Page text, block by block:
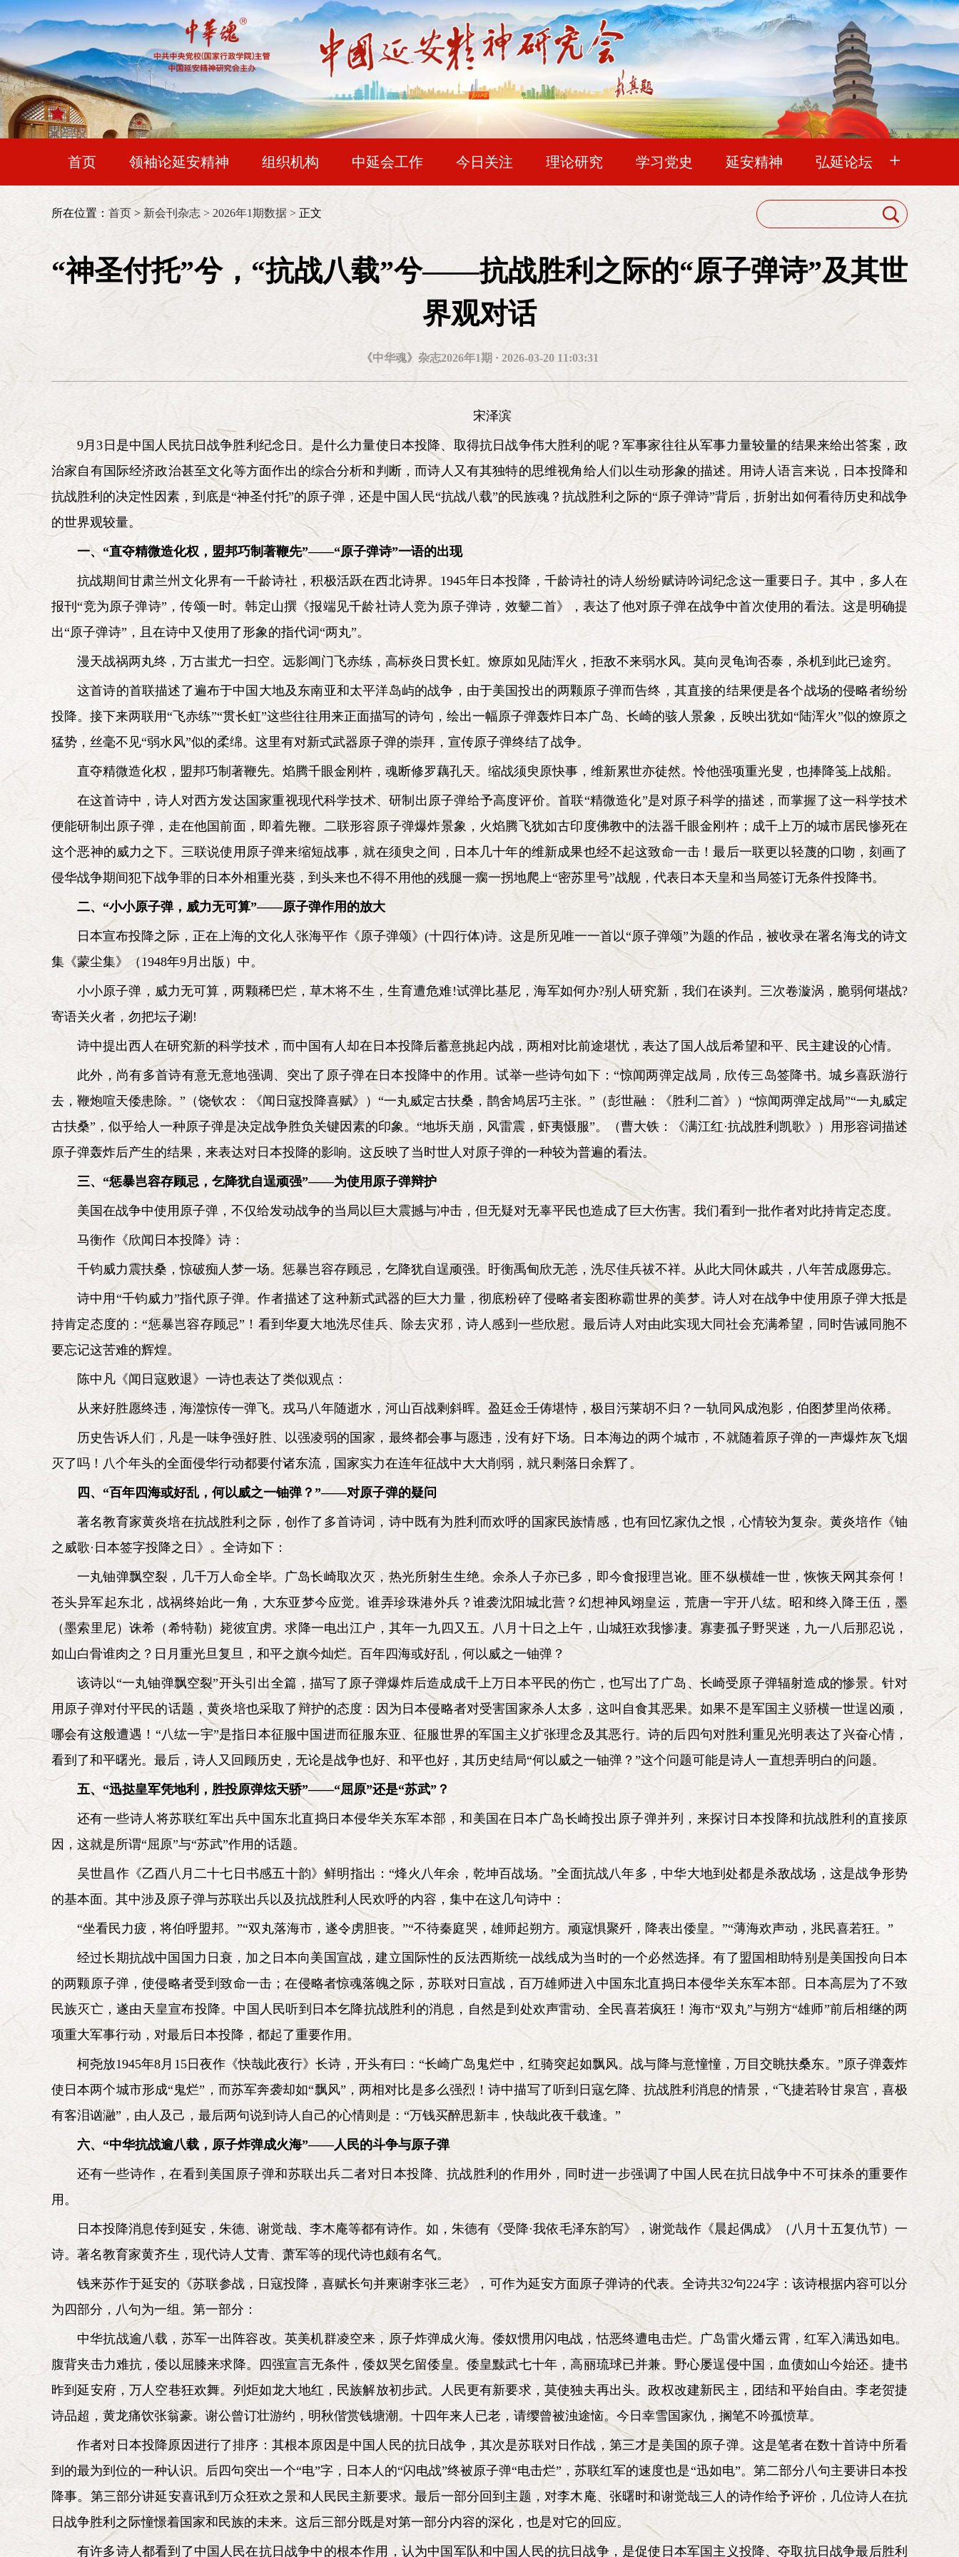
首页 领袖论延安精神 组织机构 中延会工作 今日关注 理论研究 学习党史 延安精神 弘延论坛 +
老会刊 新会刊
邓小平论延安精神
“在长期革命战争中，我们在正确的政治方向指导下，从分析实际情况出发，发扬革命和
拼命精神，严守纪律和自我牺牲精神，大公无私和先人后己精神，压倒一切敌人、压倒一切困
难的精神，坚持革命乐观主义、排除万难去争取胜利的精神，取得了伟大胜利。搞社会主义建
设，实现四个现代化，同样要在党中央的正确领导下，大大发扬这些精神。
会长： 王晨
常务副会长兼秘书长： 靳诺（女）
第六届研究会咨询委员会委员：
黄晴宜(女) 李德水 张保庆 沙健孙 梁柱 王立平 陈登才
中国延安精神研究会
理事会
理论宣传委员会
延安精神基金会
所在位置： 首页 > 新会刊杂志 > 2026年1期数据 > 正文
“神圣付托”兮，“抗战八载”兮——抗战胜利之际的“原子弹诗”及其世
界观对话
《中华魂》杂志2026年1期 · 2026-03-20 11:03:31
宋泽滨
9 月3日是中国人民抗日战争胜利纪念日。是什么力量使日本投降、取得抗日战争伟大胜利的呢？军事家往往从军事力量较量的结果来给出答案，政
治家自有国际经济政治甚至文化等方面作出的综合分析和判断，而诗人又有其独特的思维视角给人们以生动形象的描述。用诗人语言来说，日本投降和
抗战胜利的决定性因素，到底是“神圣付托”的原子弹，还是中国人民“抗战八载”的民族魂？抗战胜利之际的“原子弹诗”背后，折射出如何看待历史和战争
的世界观较量。
一、“直夺精微造化权，盟邦巧制著鞭先”——“原子弹诗”一语的出现
抗战期间甘肃兰州文化界有一千龄诗社，积极活跃在西北诗界。1945年日本投降，千龄诗社的诗人纷纷赋诗吟词纪念这一重要日子。其中，多人在
报刊“竞为原子弹诗”，传颂一时。韩定山撰《报端见千龄社诗人竞为原子弹诗，效颦二首》，表达了他对原子弹在战争中首次使用的看法。这是明确提
出“原子弹诗”，且在诗中又使用了形象的指代词“两丸”。
漫天战祸两丸终，万古蚩尤一扫空。远影阊门飞赤练，高标炎日贯长虹。燎原如见陆浑火，拒敌不来弱水风。莫向灵龟询否泰，杀机到此已途穷。
这首诗的首联描述了遍布于中国大地及东南亚和太平洋岛屿的战争，由于美国投出的两颗原子弹而告终，其直接的结果便是各个战场的侵略者纷纷
投降。接下来两联用“飞赤练”“贯长虹”这些往往用来正面描写的诗句，绘出一幅原子弹轰炸日本广岛、长崎的骇人景象，反映出犹如“陆浑火”似的燎原之
猛势，丝毫不见“弱水风”似的柔绵。这里有对新式武器原子弹的崇拜，宣传原子弹终结了战争。
直夺精微造化权，盟邦巧制著鞭先。焰腾千眼金刚杵，魂断修罗藕孔天。缩战须臾原快事，维新累世亦徒然。怜他强项重光叟，也捧降笺上战船。
在这首诗中，诗人对西方发达国家重视现代科学技术、研制出原子弹给予高度评价。首联“精微造化”是对原子科学的描述，而掌握了这一科学技术
便能研制出原子弹，走在他国前面，即着先鞭。二联形容原子弹爆炸景象，火焰腾飞犹如古印度佛教中的法器千眼金刚杵；成千上万的城市居民惨死在
这个恶神的威力之下。三联说使用原子弹来缩短战事，就在须臾之间，日本几十年的维新成果也经不起这致命一击！最后一联更以轻蔑的口吻，刻画了
侵华战争期间犯下战争罪的日本外相重光葵，到头来也不得不用他的残腿一瘸一拐地爬上“密苏里号”战舰，代表日本天皇和当局签订无条件投降书。
二、“小小原子弹，威力无可算”——原子弹作用的放大
日本宣布投降之际，正在上海的文化人张海平作《原子弹颂》(十四行体)诗。这是所见唯一一首以“原子弹颂”为题的作品，被收录在署名海戈的诗文
集《蒙尘集》（1948年9月出版）中。
小小原子弹，威力无可算，两颗稀巴烂，草木将不生，生育遭危难!试弹比基尼，海军如何办?别人研究新，我们在谈判。三次卷漩涡，脆弱何堪战?
寄语关火者，勿把坛子涮!
诗中提出西人在研究新的科学技术，而中国有人却在日本投降后蓄意挑起内战，两相对比前途堪忧，表达了国人战后希望和平、民主建设的心情。
此外，尚有多首诗有意无意地强调、突出了原子弹在日本投降中的作用。试举一些诗句如下：“惊闻两弹定战局，欣传三岛签降书。城乡喜跃游行
去，鞭炮喧天倭患除。”（饶钦农：《闻日寇投降喜赋》）“一丸威定古扶桑，鹊舍鸠居巧主张。”（彭世融：《胜利二首》）“惊闻两弹定战局”“一丸威定
古扶桑”，似乎给人一种原子弹是决定战争胜负关键因素的印象。“地坼天崩，风雷震，虾夷慑服”。（曹大铁：《满江红·抗战胜利凯歌》）用形容词描述
原子弹轰炸后产生的结果，来表达对日本投降的影响。这反映了当时世人对原子弹的一种较为普遍的看法。
三、“惩暴岂容存顾忌，乞降犹自逞顽强”——为使用原子弹辩护
美国在战争中使用原子弹，不仅给发动战争的当局以巨大震撼与冲击，但无疑对无辜平民也造成了巨大伤害。我们看到一批作者对此持肯定态度。
马衡作《欣闻日本投降》诗：
千钧威力震扶桑，惊破痴人梦一场。惩暴岂容存顾忌，乞降犹自逞顽强。盱衡禹甸欣无恙，洗尽佳兵祓不祥。从此大同休戚共，八年苦成愿毋忘。
诗中用“千钧威力”指代原子弹。作者描述了这种新式武器的巨大力量，彻底粉碎了侵略者妄图称霸世界的美梦。诗人对在战争中使用原子弹大抵是
持肯定态度的：“惩暴岂容存顾忌”！看到华夏大地洗尽佳兵、除去灾邪，诗人感到一些欣慰。最后诗人对由此实现大同社会充满希望，同时告诫同胞不
要忘记这苦难的辉煌。
陈中凡《闻日寇败退》一诗也表达了类似观点：
从来好胜愿终违，海澨惊传一弹飞。戎马八年随逝水，河山百战剩斜晖。盈廷佥壬俦堪恃，极目污莱胡不归？一轨同风成泡影，伯图梦里尚依稀。
历史告诉人们，凡是一味争强好胜、以强凌弱的国家，最终都会事与愿违，没有好下场。日本海边的两个城市，不就随着原子弹的一声爆炸灰飞烟
灭了吗！八个年头的全面侵华行动都要付诸东流，国家实力在连年征战中大大削弱，就只剩落日余辉了。
四、“百年四海或好乱，何以威之一铀弹？”——对原子弹的疑问
著名教育家黄炎培在抗战胜利之际，创作了多首诗词，诗中既有为胜利而欢呼的国家民族情感，也有回忆家仇之恨，心情较为复杂。黄炎培作《铀
之威歌·日本签字投降之日》。全诗如下：
一丸铀弹飘空裂，几千万人命全毕。广岛长崎取次灭，热光所射生生绝。余杀人子亦已多，即今食报理岂讹。匪不纵横雄一世，恢恢天网其奈何！
苍头异军起东北，战祸终始此一角，大东亚梦今应觉。谁弄珍珠港外兵？谁袭沈阳城北营？幻想神风翊皇运，荒唐一宇开八纮。昭和终入降王伍，墨
（墨索里尼）诛希（希特勒）毙彼宜虏。求降一电出江户，其年一九四又五。八月十日之上午，山城狂欢我惨凄。寡妻孤子野哭迷，九一八后那忍说，
如山白骨谁肉之？日月重光旦复旦，和平之旗今灿烂。百年四海或好乱，何以威之一铀弹？
该诗以“一丸铀弹飘空裂”开头引出全篇，描写了原子弹爆炸后造成成千上万日本平民的伤亡，也写出了广岛、长崎受原子弹辐射造成的惨景。针对
用原子弹对付平民的话题，黄炎培也采取了辩护的态度：因为日本侵略者对受害国家杀人太多，这叫自食其恶果。如果不是军国主义骄横一世逞凶顽，
哪会有这般遭遇！“八纮一宇”是指日本征服中国进而征服东亚、征服世界的军国主义扩张理念及其恶行。诗的后四句对胜利重见光明表达了兴奋心情，
看到了和平曙光。最后，诗人又回顾历史，无论是战争也好、和平也好，其历史结局“何以威之一铀弹？”这个问题可能是诗人一直想弄明白的问题。
五、“迅挞皇军凭地利，胜投原弹炫天骄”——“屈原”还是“苏武”？
还有一些诗人将苏联红军出兵中国东北直捣日本侵华关东军本部，和美国在日本广岛长崎投出原子弹并列，来探讨日本投降和抗战胜利的直接原
因，这就是所谓“屈原”与“苏武”作用的话题。
吴世昌作《乙酉八月二十七日书感五十韵》鲜明指出：“烽火八年余，乾坤百战场。”全面抗战八年多，中华大地到处都是杀敌战场，这是战争形势
的基本面。其中涉及原子弹与苏联出兵以及抗战胜利人民欢呼的内容，集中在这几句诗中：
“坐看民力疲，将伯呼盟邦。”“双丸落海市，遂令虏胆丧。”“不待秦庭哭，雄师起朔方。顽寇惧聚歼，降表出倭皇。”“薄海欢声动，兆民喜若狂。”
经过长期抗战中国国力日衰，加之日本向美国宣战，建立国际性的反法西斯统一战线成为当时的一个必然选择。有了盟国相助特别是美国投向日本
的两颗原子弹，使侵略者受到致命一击；在侵略者惊魂落魄之际，苏联对日宣战，百万雄师进入中国东北直捣日本侵华关东军本部。日本高层为了不致
民族灭亡，遂由天皇宣布投降。中国人民听到日本乞降抗战胜利的消息，自然是到处欢声雷动、全民喜若疯狂！海市“双丸”与朔方“雄师”前后相继的两
项重大军事行动，对最后日本投降，都起了重要作用。
柯尧放1945年8月15日夜作《快哉此夜行》长诗，开头有曰：“长崎广岛鬼烂中，红骑突起如飘风。战与降与意憧憧，万目交眺扶桑东。”原子弹轰炸
使日本两个城市形成“鬼烂”，而苏军奔袭却如“飘风”，两相对比是多么强烈！诗中描写了听到日寇乞降、抗战胜利消息的情景，“飞捷若聆甘泉宫，喜极
有客泪讻瀜”，由人及己，最后两句说到诗人自己的心情则是：“万钱买醉思新丰，快哉此夜千载逢。”
六、“中华抗战逾八载，原子炸弹成火海”——人民的斗争与原子弹
还有一些诗作，在看到美国原子弹和苏联出兵二者对日本投降、抗战胜利的作用外，同时进一步强调了中国人民在抗日战争中不可抹杀的重要作
用。
日本投降消息传到延安，朱德、谢觉哉、李木庵等都有诗作。如，朱德有《受降·我依毛泽东韵写》，谢觉哉作《晨起偶成》（八月十五复仇节）一
诗。著名教育家黄齐生，现代诗人艾青、萧军等的现代诗也颇有名气。
钱来苏作于延安的《苏联参战，日寇投降，喜赋长句并柬谢李张三老》，可作为延安方面原子弹诗的代表。全诗共32句224字：该诗根据内容可以分
为四部分，八句为一组。第一部分：
中华抗战逾八载，苏军一出阵容改。英美机群凌空来，原子炸弹成火海。倭奴惯用闪电战，怙恶终遭电击烂。广岛雷火燔云霄，红军入满迅如电。
腹背夹击力难抗，倭以屈膝来求降。四强宣言无条件，倭奴哭乞留倭皇。倭皇黩武七十年，高丽琉球已并兼。野心屡逞侵中国，血债如山今始还。捷书
昨到延安府，万人空巷狂欢舞。列炬如龙大地红，民族解放初步武。人民更有新要求，莫使独夫再出头。政权改建新民主，团结和平始自由。李老贺捷
诗品超，黄龙痛饮张翁豪。谢公曾订壮游约，明秋偕赏钱塘潮。十四年来人已老，请缨曾被浊途恼。今日幸雪国家仇，搁笔不吟孤愤草。
作者对日本投降原因进行了排序：其根本原因是中国人民的抗日战争，其次是苏联对日作战，第三才是美国的原子弹。这是笔者在数十首诗中所看
到的最为到位的一种认识。后四句突出一个“电”字，日本人的“闪电战”终被原子弹“电击烂”，苏联红军的速度也是“迅如电”。第二部分八句主要讲日本投
降事。第三部分讲延安喜讯到万众狂欢之景和人民民主新要求。最后一部分回到主题，对李木庵、张曙时和谢觉哉三人的诗作给予评价，几位诗人在抗
日战争胜利之际憧憬着国家和民族的未来。这后三部分既是对第一部分内容的深化，也是对它的回应。
有许多诗人都看到了中国人民在抗日战争中的根本作用，认为中国军队和中国人民的抗日战争，是促使日本军国主义投降、夺取抗日战争最后胜利